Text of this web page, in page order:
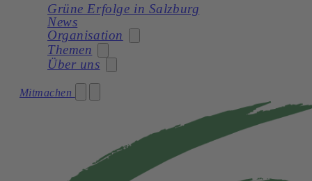
Grüne Erfolge in Salzburg
News
Organisation
Stadträtin
Gemeinderatswahl 2024 – Unser Team
Themen
Soziales
Verkehr und Mobilität
Über uns
Unsere Statuten
Geschichte
Mitmachen